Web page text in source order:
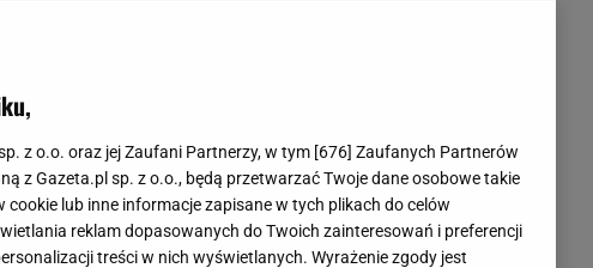
piwnic. Niechcianych
tym amerykańskim sposobem
z o.o. oraz jej Zaufani Partnerzy, w tym [676] Zaufanych Partnerów
z Gazeta.pl sp. z o.o., będą przetwarzać Twoje dane osobowe takie
lub inne informacje zapisane w tych plikach do celów
reklam dopasowanych do Twoich zainteresowań i preferencji
treści w nich wyświetlanych. Wyrażenie zgody jest